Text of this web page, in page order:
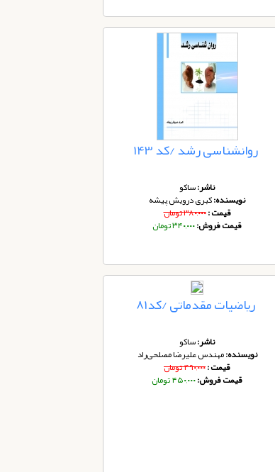
روانشناسی رشد /کد 143
ناشر:ساکو
نویسنده:کبری درویش پیشه
قیمت :۳۸۰,۰۰۰ تومان
قیمت فروش:۳۴۰,۰۰۰ تومان
ریاضیات مقدماتی /کد81
ناشر:ساکو
نویسنده:مهندس علیرضا مصلحی‌راد
قیمت :۴۹۰,۰۰۰ تومان
قیمت فروش:۴۵۰,۰۰۰ تومان